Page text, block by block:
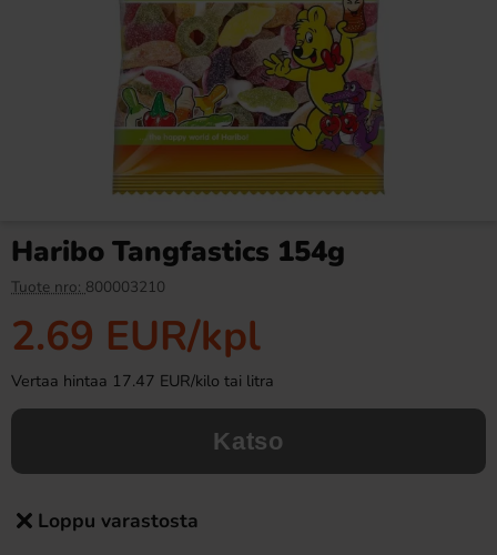
Kinder Country 23,5g
Osta
Clean Drink Strawberry
Sunset 33cl
Haribo Tangfastics 154g
Tuote nro: 800003210
2.69 EUR/kpl
Vertaa hintaa 17.47 EUR/kilo tai litra
Katso
Loppu varastosta